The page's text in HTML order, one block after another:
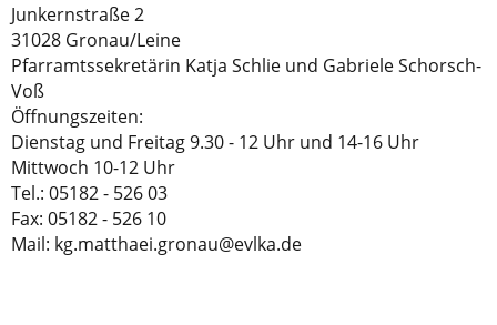
Junkernstraße 2
31028 Gronau/Leine
Pfarramtssekretärin Katja Schlie und Gabriele Schorsch-
Voß
Öffnungszeiten:
Dienstag und Freitag 9.30 - 12 Uhr und 14-16 Uhr
Mittwoch 10-12 Uhr
Tel.: 05182 - 526 03
Fax: 05182 - 526 10
Mail: kg.matthaei.gronau@evlka.de